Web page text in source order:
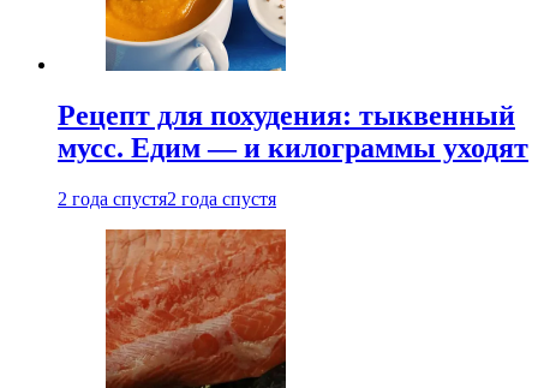
Рецепт для похудения: тыквенный
мусс. Едим — и килограммы уходят
2 года спустя2 года спустя